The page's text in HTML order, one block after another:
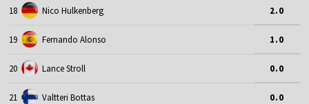
18 Nico Hulkenberg 2.0
19 Fernando Alonso 1.0
20 Lance Stroll 0.0
21 Valtteri Bottas 0.0